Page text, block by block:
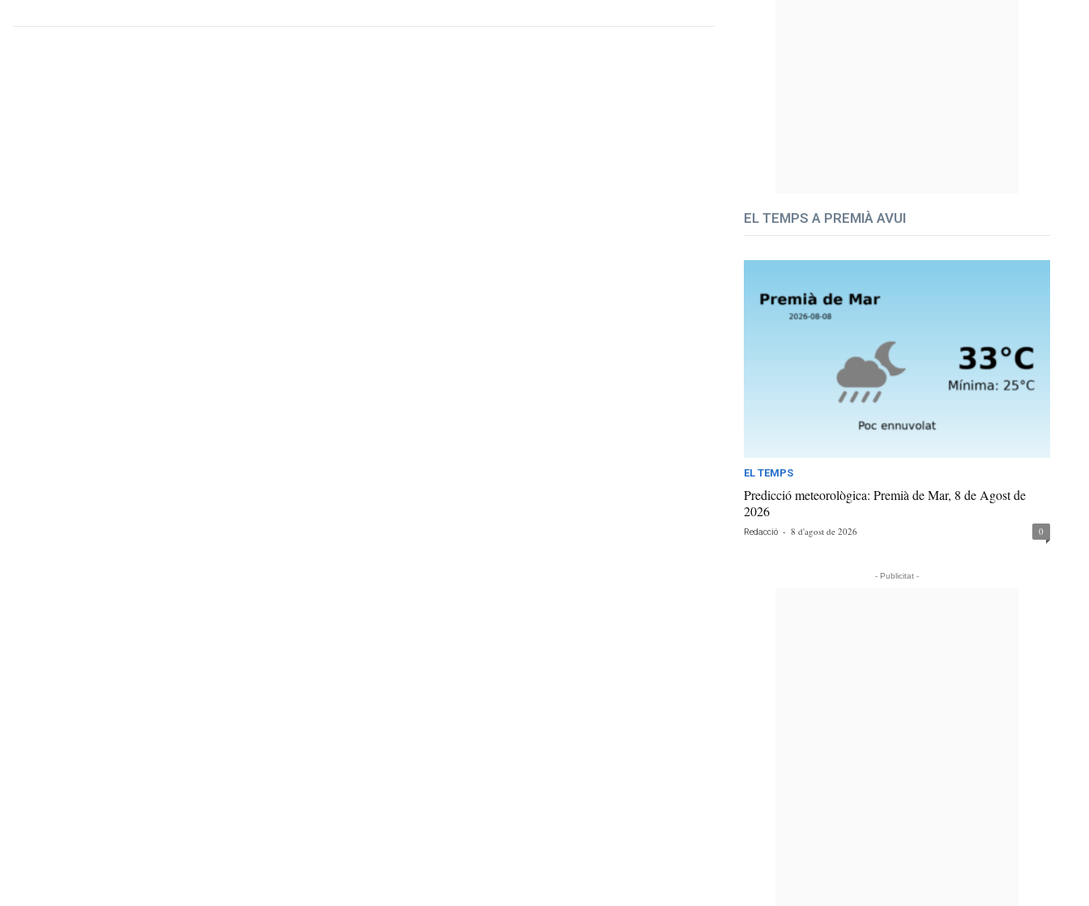
EL TEMPS A PREMIÀ AVUI
EL TEMPS
Predicció meteorològica: Premià de Mar, 8 de Agost de
2026
Redacció - 8 d'agost de 2026 0
- Publicitat -